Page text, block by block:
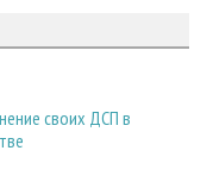
своих ДСП в